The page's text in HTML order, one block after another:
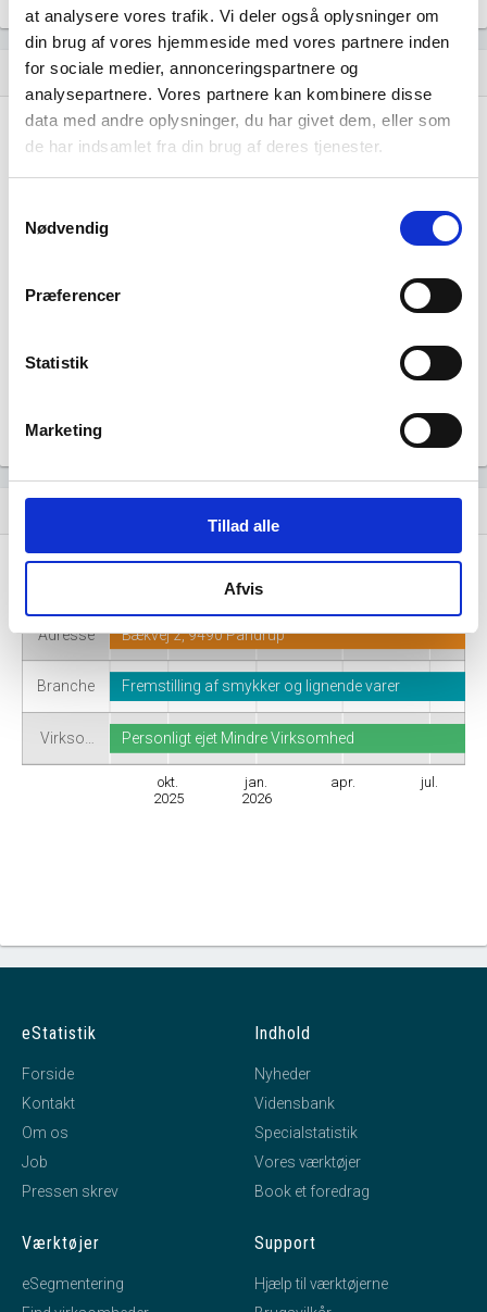
at analysere vores trafik. Vi deler også oplysninger om
din brug af vores hjemmeside med vores partnere inden
for sociale medier, annonceringspartnere og
analysepartnere. Vores partnere kan kombinere disse
data med andre oplysninger, du har givet dem, eller som
de har indsamlet fra din brug af deres tjenester.
Nødvendig
Præferencer
Statistik
Marketing
Tillad alle
Afvis
show_chart Udvikling i antal ansatte
Elgaards har ikke haft nogen beskæftigelse
endnu. Vi kan derfor ikke generere figuren
Adresse
Branche
Virkso…
okt.
2025
jan.
2026
apr. jul.
Bækvej 2, 9490 Pandrup
Fremstilling af smykker og lignende varer
Personligt ejet Mindre Virksomhed
eStatistik
Forside
Kontakt
Om os
Job
Pressen skrev
Indhold
Nyheder
Vidensbank
Specialstatistik
Vores værktøjer
Book et foredrag
Værktøjer
eSegmentering
Support
Hjælp til værktøjerne